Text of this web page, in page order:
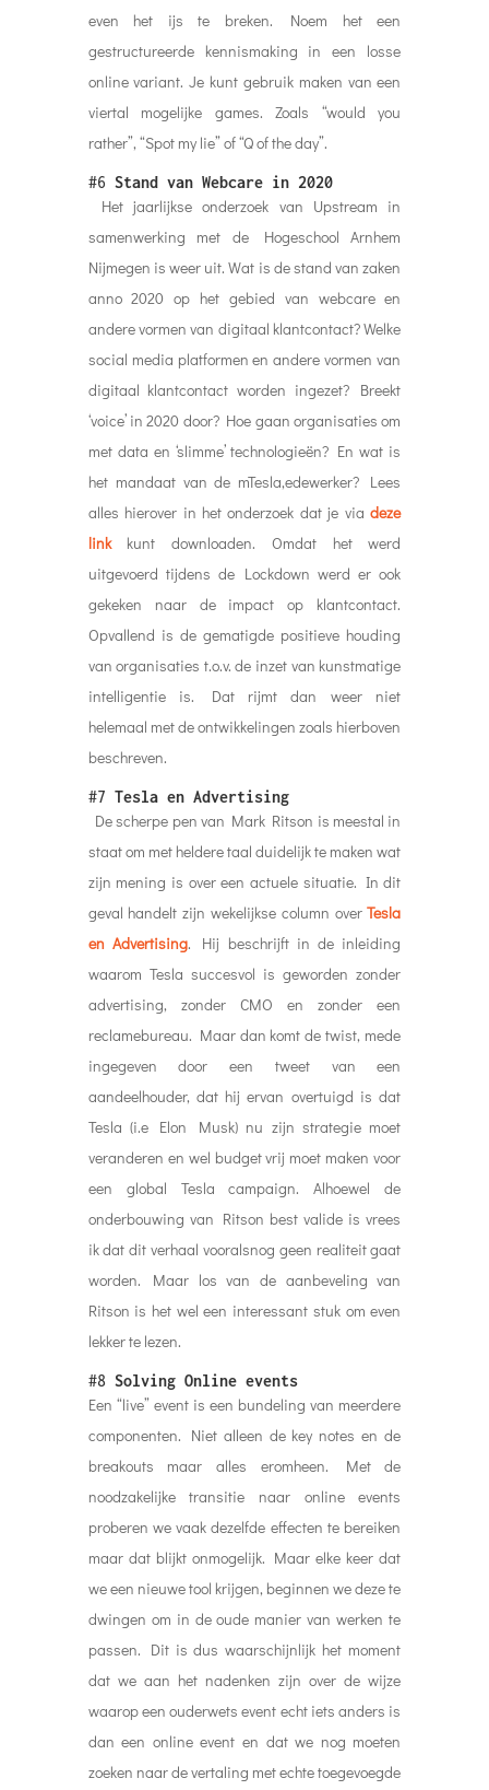
even het ijs te breken. Noem het een
gestructureerde kennismaking in een losse
online variant. Je kunt gebruik maken van een
viertal mogelijke games. Zoals “would you
rather”, “Spot my lie” of “Q of the day”.
#6 Stand van Webcare in 2020
Het jaarlijkse onderzoek van Upstream in
samenwerking met de Hogeschool Arnhem
Nijmegen is weer uit. Wat is de stand van zaken
anno 2020 op het gebied van webcare en
andere vormen van digitaal klantcontact? Welke
social media platformen en andere vormen van
digitaal klantcontact worden ingezet? Breekt
‘voice’ in 2020 door? Hoe gaan organisaties om
met data en ‘slimme’ technologieën? En wat is
het mandaat van de mTesla,edewerker? Lees
alles hierover in het onderzoek dat je viadeze
linkkunt downloaden. Omdat het werd
uitgevoerd tijdens de Lockdown werd er ook
gekeken naar de impact op klantcontact.
Opvallend is de gematigde positieve houding
van organisaties t.o.v. de inzet van kunstmatige
intelligentie is. Dat rijmt dan weer niet
helemaal met de ontwikkelingen zoals hierboven
beschreven.
#7 Tesla en Advertising
De scherpe pen van Mark Ritson is meestal in
staat om met heldere taal duidelijk te maken wat
zijn mening is over een actuele situatie. In dit
geval handelt zijn wekelijkse column overTesla
en Advertising. Hij beschrijft in de inleiding
waarom Tesla succesvol is geworden zonder
advertising, zonder CMO en zonder een
reclamebureau. Maar dan komt de twist, mede
ingegeven door een tweet van een
aandeelhouder, dat hij ervan overtuigd is dat
Tesla (i.e Elon Musk) nu zijn strategie moet
veranderen en wel budget vrij moet maken voor
een global Tesla campaign. Alhoewel de
onderbouwing van Ritson best valide is vrees
ik dat dit verhaal vooralsnog geen realiteit gaat
worden. Maar los van de aanbeveling van
Ritson is het wel een interessant stuk om even
lekker te lezen.
#8 Solving Online events
Een “live” event is een bundeling van meerdere
componenten. Niet alleen de key notes en de
breakouts maar alles eromheen. Met de
noodzakelijke transitie naar online events
proberen we vaak dezelfde effecten te bereiken
maar dat blijkt onmogelijk. Maar elke keer dat
we een nieuwe tool krijgen, beginnen we deze te
dwingen om in de oude manier van werken te
passen. Dit is dus waarschijnlijk het moment
dat we aan het nadenken zijn over de wijze
waarop een ouderwets event echt iets anders is
dan een online event en dat we nog moeten
zoeken naar de vertaling met echte toegevoegde